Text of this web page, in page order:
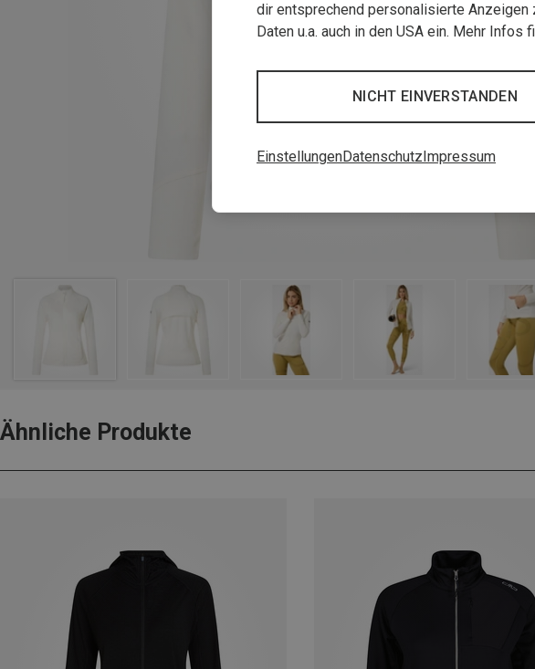
Ähnliche Produkte
dir entsprechend personalisierte
Daten u.a. auch in den USA ein. Mehr Infos
NICHT EINVERSTANDEN
EinstellungenDatenschutz Impressum